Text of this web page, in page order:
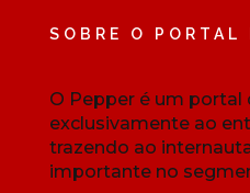
SOBRE O PORTAL
O Pepper é um portal
exclusivamente ao
trazendo ao
importante no